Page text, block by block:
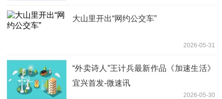
大山里开出“网约公交车”
2026-05-31
“外卖诗人”王计兵最新作品《加速生活》
宜兴首发-微速讯
2026-05-30